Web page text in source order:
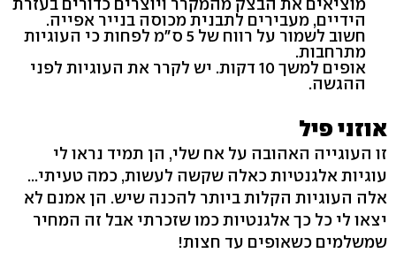
הידיים, מעבירים לתבנית מכוסה בנייר אפייה.
חשוב לשמור על רווח של 5 ס"מ לפחות כי העוגיות
מתרחבות.
אופים למשך 10 דקות. יש לקרר את העוגיות לפני
ההגשה.
אוזני פיל
זו העוגייה האהובה על אח שלי, הן תמיד נראו לי
עוגיות אלגנטיות כאלה שקשה לעשות, כמה טעיתי...
אלה העוגיות הקלות ביותר להכנה שיש. הן אמנם לא
יצאו לי כל כך אלגנטיות כמו שזכרתי אבל זה המחיר
שמשלמים כשאופים עד חצות!